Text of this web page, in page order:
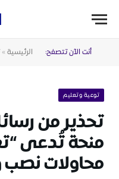
أنت الآن تتصفح: الرئيسية »
توعية وتعليم
تحذير من
منحة تُدعى
محاولات نصب